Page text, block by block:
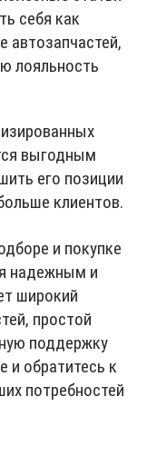
себя как
автозапчастей,
лояльность
выгодным
его позиции
клиентов.
и покупке
надежным и
широкий
простой
поддержку
и обратитесь к
потребностей